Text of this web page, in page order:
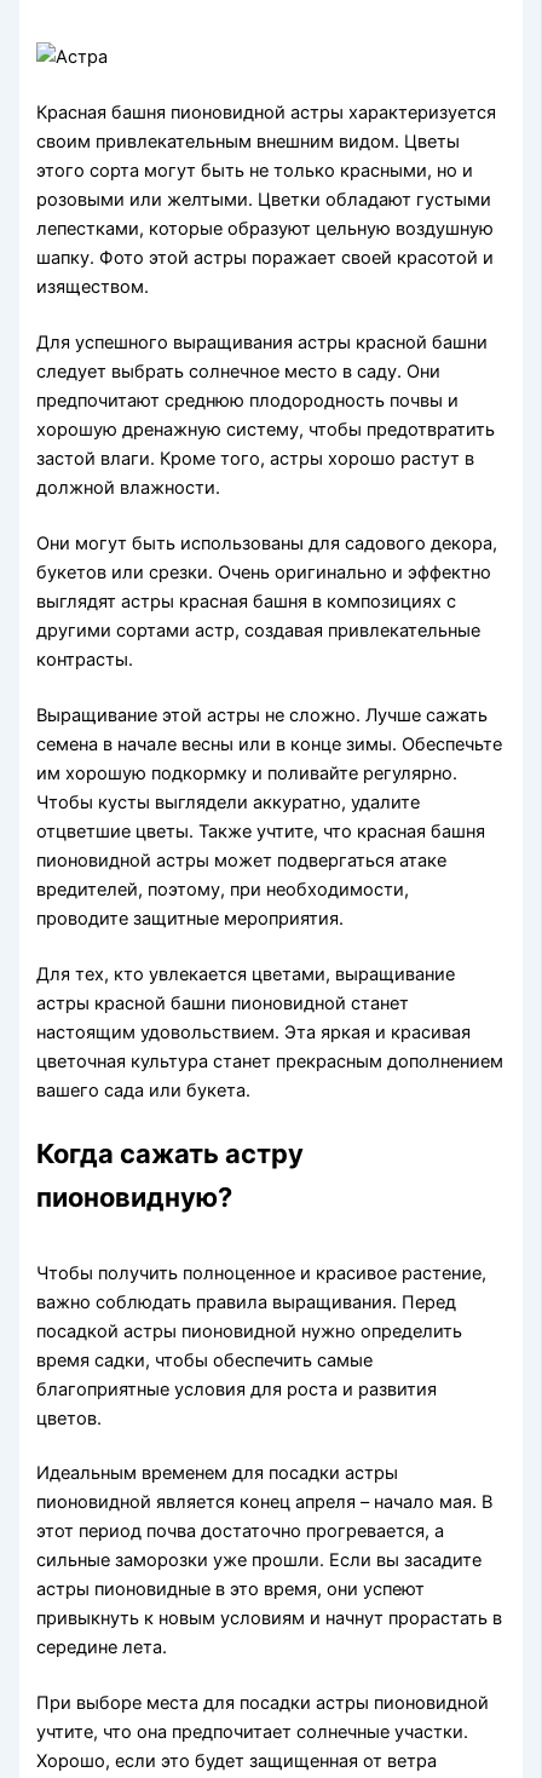
Красная башня пионовидной астры характеризуется
своим привлекательным внешним видом. Цветы
этого сорта могут быть не только красными, но и
розовыми или желтыми. Цветки обладают густыми
лепестками, которые образуют цельную воздушную
шапку. Фото этой астры поражает своей красотой и
изяществом.
Для успешного выращивания астры красной башни
следует выбрать солнечное место в саду. Они
предпочитают среднюю плодородность почвы и
хорошую дренажную систему, чтобы предотвратить
застой влаги. Кроме того, астры хорошо растут в
должной влажности.
Они могут быть использованы для садового декора,
букетов или срезки. Очень оригинально и эффектно
выглядят астры красная башня в композициях с
другими сортами астр, создавая привлекательные
контрасты.
Выращивание этой астры не сложно. Лучше сажать
семена в начале весны или в конце зимы. Обеспечьте
им хорошую подкормку и поливайте регулярно.
Чтобы кусты выглядели аккуратно, удалите
отцветшие цветы. Также учтите, что красная башня
пионовидной астры может подвергаться атаке
вредителей, поэтому, при необходимости,
проводите защитные мероприятия.
Для тех, кто увлекается цветами, выращивание
астры красной башни пионовидной станет
настоящим удовольствием. Эта яркая и красивая
цветочная культура станет прекрасным дополнением
вашего сада или букета.
Когда сажать астру
пионовидную?
Чтобы получить полноценное и красивое растение,
важно соблюдать правила выращивания. Перед
посадкой астры пионовидной нужно определить
время садки, чтобы обеспечить самые
благоприятные условия для роста и развития
цветов.
Идеальным временем для посадки астры
пионовидной является конец апреля – начало мая. В
этот период почва достаточно прогревается, а
сильные заморозки уже прошли. Если вы засадите
астры пионовидные в это время, они успеют
привыкнуть к новым условиям и начнут прорастать в
середине лета.
При выборе места для посадки астры пионовидной
учтите, что она предпочитает солнечные участки.
Хорошо, если это будет защищенная от ветра